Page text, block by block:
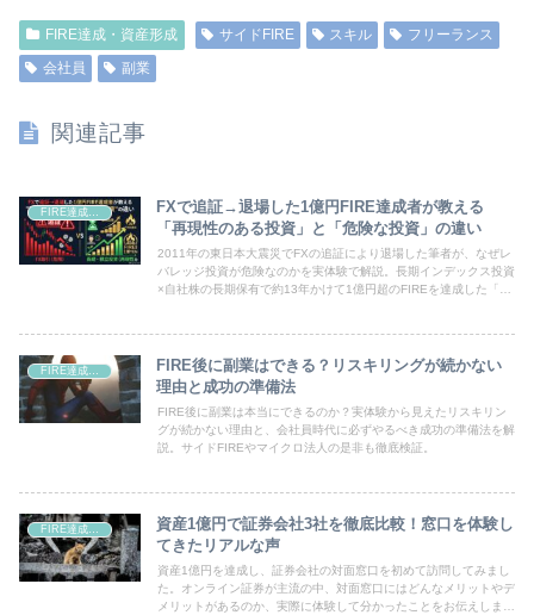
FIRE達成・資産形成 サイドFIRE スキル
フリーランス
会社員
副業
関連記事
FIRE達成・資産形成
FXで追証→退場した1億円FIRE達成者が教える
「再現性のある投資」と「危険な投資」の違い
2011年の東日本大震災でFXの追証により退場した筆者が、なぜレ
バレッジ投資が危険なのかを実体験で解説。長期インデックス投資
×自社株の長期保有で約13年かけて1億円超のFIREを達成した「再
FIRE達成・資産形成
FIRE後に副業はできる？リスキリングが続かない
理由と成功の準備法
FIRE後に副業は本当にできるのか？実体験から見えたリスキリン
グが続かない理由と、会社員時代に必ずやるべき成功の準備法を解
説。サイドFIREやマイクロ法人の是非も徹底検証。
FIRE達成・資産形成
資産1億円で証券会社3社を徹底比較！窓口を体験し
てきたリアルな声
資産1億円を達成し、証券会社の対面窓口を初めて訪問してみまし
た。オンライン証券が主流の中、対面窓口にはどんなメリットやデ
メリットがあるのか、実際に体験して分かったことをお伝えしま